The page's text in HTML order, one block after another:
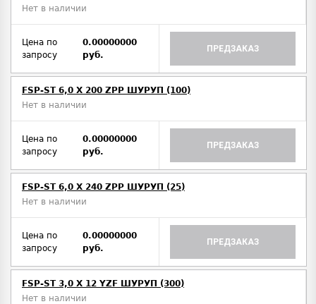
Нет в наличии
Цена по
запросу
0.00000000
руб.
ПРЕДЗАКАЗ
FSP-ST 6,0 X 200 ZPP ШУРУП (100)
Нет в наличии
Цена по
запросу
0.00000000
руб.
ПРЕДЗАКАЗ
FSP-ST 6,0 X 240 ZPP ШУРУП (25)
Нет в наличии
Цена по
запросу
0.00000000
руб.
ПРЕДЗАКАЗ
FSP-ST 3,0 X 12 YZF ШУРУП (300)
Нет в наличии